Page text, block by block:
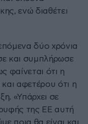
ενώ διαθέτει
δύο χρόνια
και συμπλήρωσε
φαίνεται ότι η
και αφετέρου ότι η
«Υπάρχει σε
της ΕΕ αυτή
ποια θα είναι και